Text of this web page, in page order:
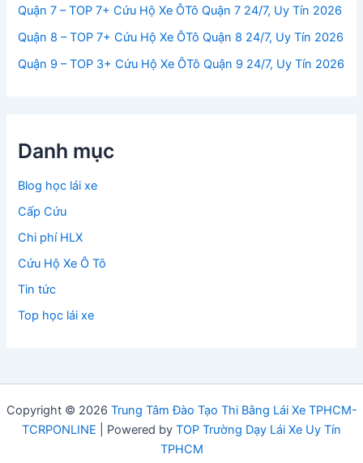
Quận 7 – TOP 7+ Cứu Hộ Xe ÔTô Quận 7 24/7, Uy Tín 2026
Quận 8 – TOP 7+ Cứu Hộ Xe ÔTô Quận 8 24/7, Uy Tín 2026
Quận 9 – TOP 3+ Cứu Hộ Xe ÔTô Quận 9 24/7, Uy Tín 2026
Danh mục
Blog học lái xe
Cấp Cứu
Chi phí HLX
Cứu Hộ Xe Ô Tô
Tin tức
Top học lái xe
Copyright © 2026 Trung Tâm Đào Tạo Thi Bằng Lái Xe TPHCM-
TCRPONLINE | Powered by TOP Trường Dạy Lái Xe Uy Tín
TPHCM